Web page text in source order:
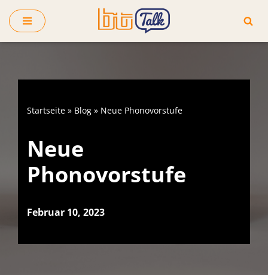
Zum
Startseite » Blog » Neue Phonovorstufe
Neue
Phonovorstufe
Februar 10, 2023